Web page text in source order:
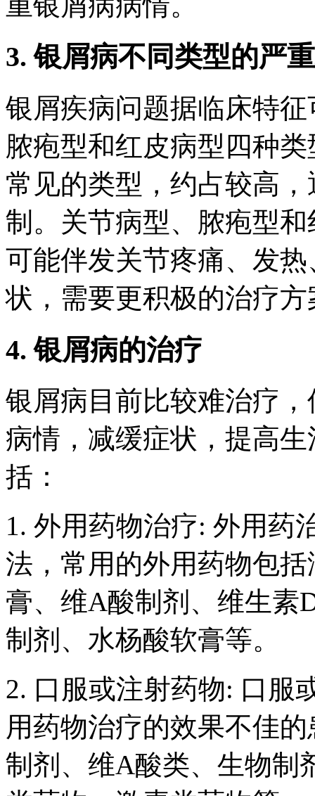
3. 银屑病不同类型的严
银屑疾病问题据临床特
脓疱型和红皮病型四种
常见的类型，约占较高
制。关节病型、脓疱型
可能伴发关节疼痛、发
状，需要更积极的治疗方
4. 银屑病的治疗
银屑病目前比较难治疗
病情，减缓症状，提高
括：
1. 外用药物治疗: 外用药
法，常用的外用药物包
膏、维A酸制剂、维生素
制剂、水杨酸软膏等。
2. 口服或注射药物: 口服
用药物治疗的效果不佳
制剂、维A酸类、生物制